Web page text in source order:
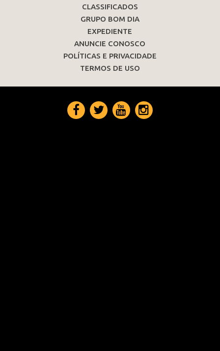
CLASSIFICADOS
GRUPO BOM DIA
EXPEDIENTE
ANUNCIE CONOSCO
POLÍTICAS E PRIVACIDADE
TERMOS DE USO